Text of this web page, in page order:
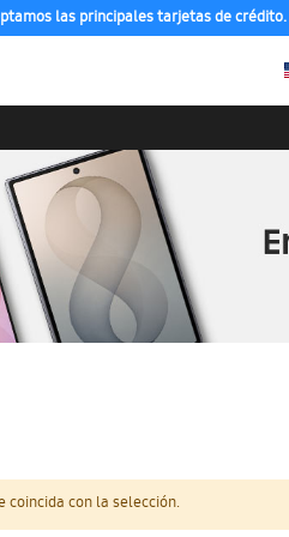
las principales tarjetas de crédito.
coincida con la selección.